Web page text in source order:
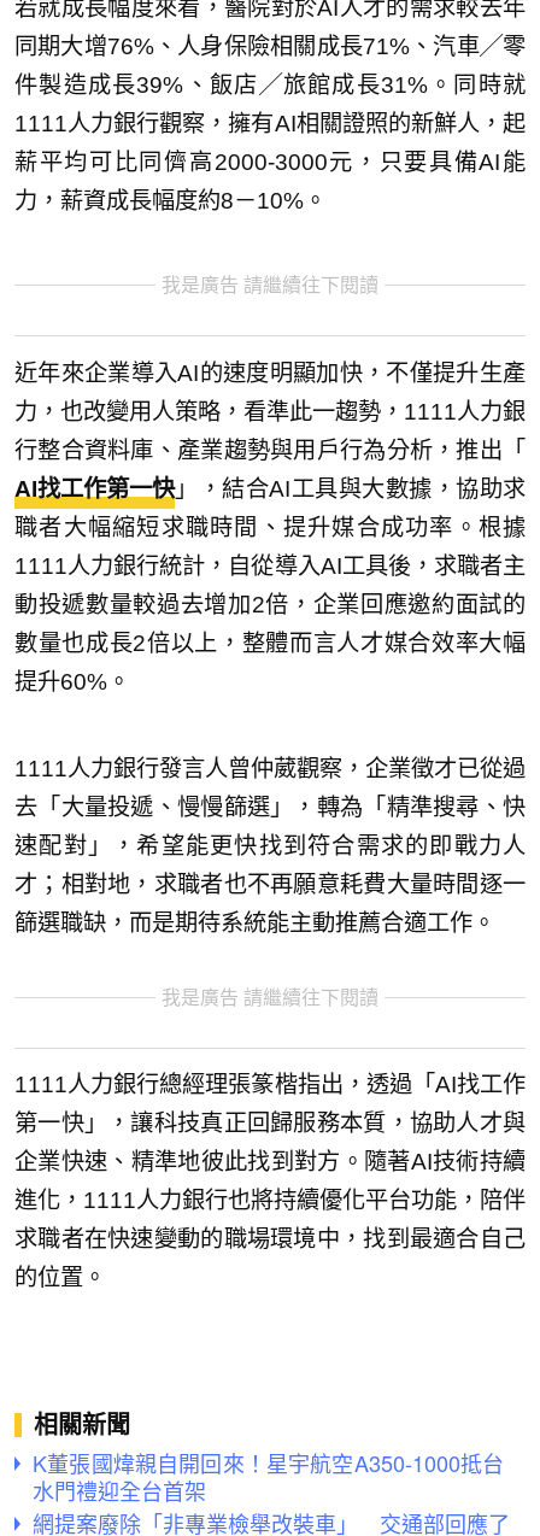
若就成長幅度來看，醫院對於AI人才的需求較去年
同期大增76%、人身保險相關成長71%、汽車╱零
件製造成長39%、飯店╱旅館成長31%。同時就
1111人力銀行觀察，擁有AI相關證照的新鮮人，起
薪平均可比同儕高2000-3000元，只要具備AI能
力，薪資成長幅度約8－10%。
我是廣告 請繼續往下閱讀
近年來企業導入AI的速度明顯加快，不僅提升生產
力，也改變用人策略，看準此一趨勢，1111人力銀
行整合資料庫、產業趨勢與用戶行為分析，推出「
AI找工作第一快」，結合AI工具與大數據，協助求
職者大幅縮短求職時間、提升媒合成功率。根據
1111人力銀行統計，自從導入AI工具後，求職者主
動投遞數量較過去增加2倍，企業回應邀約面試的
數量也成長2倍以上，整體而言人才媒合效率大幅
提升60%。
1111人力銀行發言人曾仲葳觀察，企業徵才已從過
去「大量投遞、慢慢篩選」，轉為「精準搜尋、快
速配對」，希望能更快找到符合需求的即戰力人
才；相對地，求職者也不再願意耗費大量時間逐一
篩選職缺，而是期待系統能主動推薦合適工作。
我是廣告 請繼續往下閱讀
1111人力銀行總經理張篆楷指出，透過「AI找工作
第一快」，讓科技真正回歸服務本質，協助人才與
企業快速、精準地彼此找到對方。隨著AI技術持續
進化，1111人力銀行也將持續優化平台功能，陪伴
求職者在快速變動的職場環境中，找到最適合自己
的位置。
相關新聞
K董張國煒親自開回來！星宇航空A350-1000抵台
水門禮迎全台首架
網提案廢除「非專業檢舉改裝車」 交通部回應了